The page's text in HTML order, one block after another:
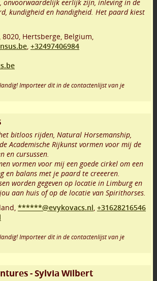
onvoorwaardelijk eerlijk zijn, inleving in de
kundigheid en handigheid. Het paard kiest
, 8020, Hertsberge, Belgium,
, +32497406984
Importeer dit in de contactenlijst van je
bitloos rijden, Natural Horsemanship,
Academische Rijkunst vormen voor mij de
en cursussen.
vormen voor mij een goede cirkel om een
en balans met je paard te creeeren.
worden gegeven op locatie in Limburg en
aan huis of op de locatie van Spirithorses.
******@evykovacs.nl, +31628216546
Importeer dit in de contactenlijst van je
- Sylvia Wilbert